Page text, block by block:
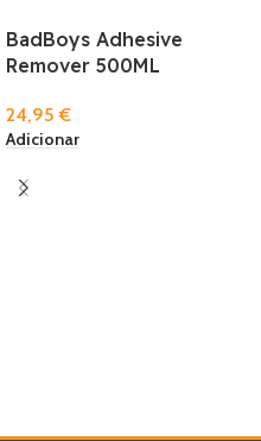
BadBoys Adhesive
Remover 500ML
24,95€
Adicionar